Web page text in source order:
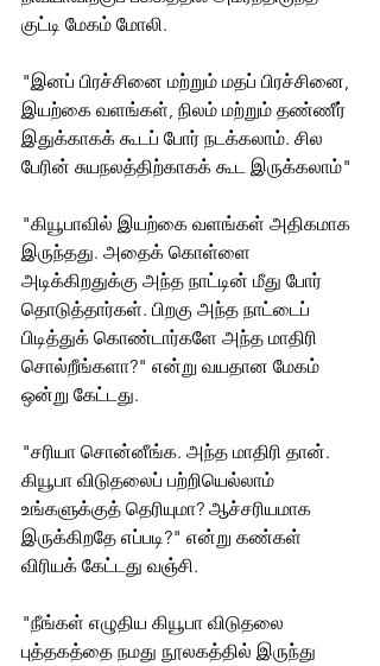
குட்டி மேகம் மோலி.
"இனப் பிரச்சினை மற்றும் மதப் பிரச்சினை,
இயற்கை வளங்கள், நிலம் மற்றும் தண்ணீர்
இதுக்காகக் கூடப் போர் நடக்கலாம். சில
பேரின் சுயநலத்திற்காகக் கூட இருக்கலாம்"
"கியூபாவில் இயற்கை வளங்கள் அதிகமாக
இருந்தது. அதைக் கொள்ளை
அடிக்கிறதுக்கு அந்த நாட்டின் மீது போர்
தொடுத்தார்கள்‌. பிறகு அந்த நாட்டைப்
பிடித்துக் கொண்டார்களே அந்த மாதிரி
சொல்றீங்களா?" என்று வயதான மேகம்
ஒன்று கேட்டது.
"சரியா சொன்னீங்க. அந்த மாதிரி தான்.
கியூபா விடுதலைப் பற்றியெல்லாம்
உங்களுக்குத் தெரியுமா? ஆச்சரியமாக
இருக்கிறதே எப்படி?" என்று கண்கள்
விரியக் கேட்டது வஞ்சி.
"நீங்கள் எழுதிய கியூபா விடுதலை
புத்தகத்தை நமது நூலகத்தில் இருந்து